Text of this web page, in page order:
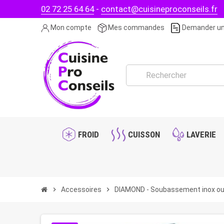
02 72 25 64 64- contact@cuisineproconseils.fr
Mon compte Mes commandes Demander
FROID CUISSON LAVERIE
chevron_right Accessoires chevron_right DIAMOND - Soubassement inox